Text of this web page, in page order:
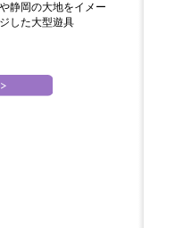
や静岡の大地をイメー
ジした大型遊具